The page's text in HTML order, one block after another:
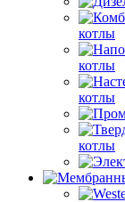
котлы
котлы
котлы
котлы